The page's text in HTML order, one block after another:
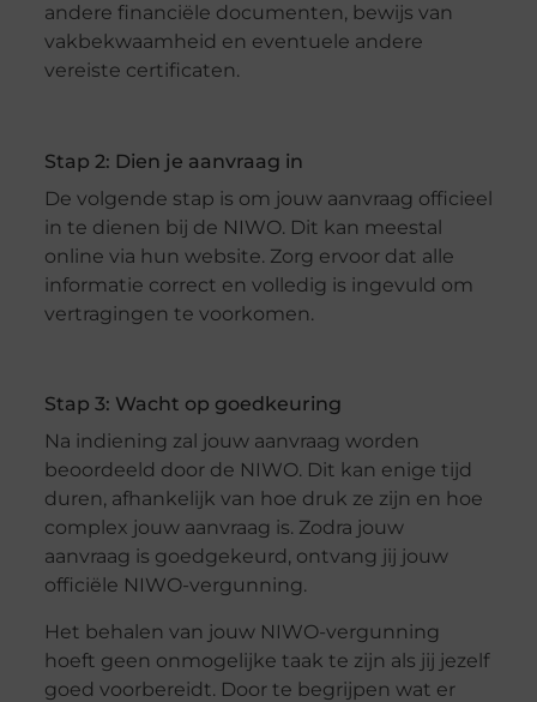
andere financiële documenten, bewijs van
vakbekwaamheid en eventuele andere
vereiste certificaten.
Stap 2: Dien je aanvraag in
De volgende stap is om jouw aanvraag officieel
in te dienen bij de NIWO. Dit kan meestal
online via hun website. Zorg ervoor dat alle
informatie correct en volledig is ingevuld om
vertragingen te voorkomen.
Stap 3: Wacht op goedkeuring
Na indiening zal jouw aanvraag worden
beoordeeld door de NIWO. Dit kan enige tijd
duren, afhankelijk van hoe druk ze zijn en hoe
complex jouw aanvraag is. Zodra jouw
aanvraag is goedgekeurd, ontvang jij jouw
officiële NIWO-vergunning.
Het behalen van jouw NIWO-vergunning
hoeft geen onmogelijke taak te zijn als jij jezelf
goed voorbereidt. Door te begrijpen wat er